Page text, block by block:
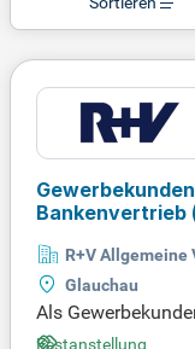
Bankenvertrieb
R+V Allgemeine
Glauchau
Als
rieb für die
Festanstellung